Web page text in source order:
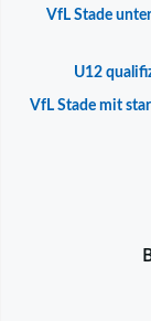
VfL Stade
U12
VfL Stade mit